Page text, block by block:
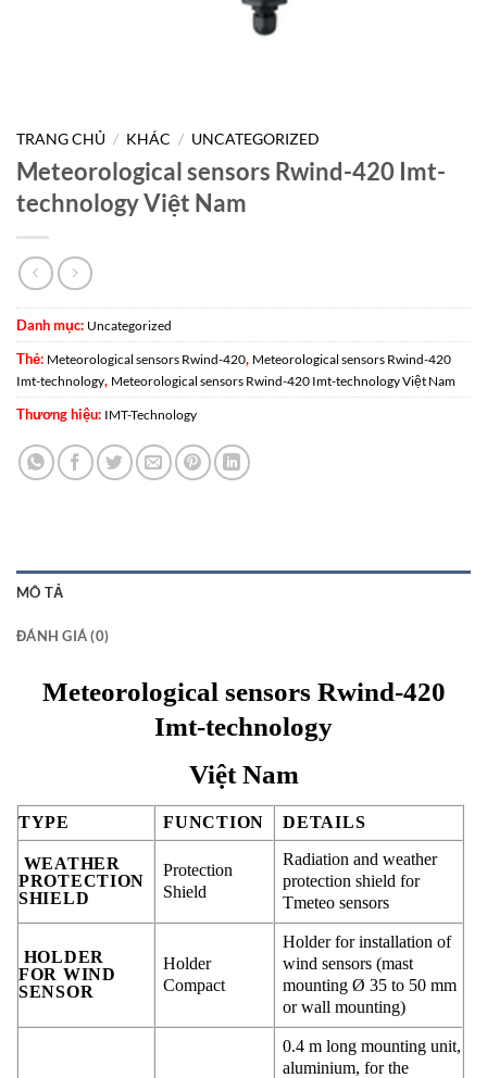
TRANG CHỦ / KHÁC / UNCATEGORIZED
Meteorological sensors Rwind-420 Imt-
technology Việt Nam
Danh mục: Uncategorized
Thẻ: Meteorological sensors Rwind-420, Meteorological sensors Rwind-420
Imt-technology, Meteorological sensors Rwind-420 Imt-technology Việt Nam
Thương hiệu: IMT-Technology
MÔ TẢ
ĐÁNH GIÁ (0)
Meteorological sensors Rwind-420
Imt-technology
Việt Nam
TYPE FUNCTION DETAILS
WEATHER
PROTECTION
SHIELD
Protection
Shield
Radiation and weather
protection shield for
Tmeteo sensors
HOLDER
FOR WIND
SENSOR
Holder
Compact
Holder for installation of
wind sensors (mast
mounting Ø 35 to 50 mm
or wall mounting)
0.4 m long mounting unit,
aluminium, for the